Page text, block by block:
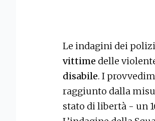
Le indagini dei
vittime delle
disabile. I
raggiunto dalla
stato di libertà - un